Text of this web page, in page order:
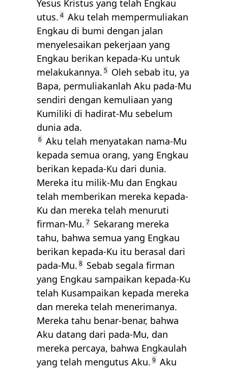
Yesus Kristus yang telah Engkau
utus. 4 Aku telah mempermuliakan
Engkau di bumi dengan jalan
menyelesaikan pekerjaan yang
Engkau berikan kepada-Ku untuk
melakukannya. 5
Oleh sebab itu, ya
Bapa, permuliakanlah Aku pada-Mu
sendiri dengan kemuliaan yang
Kumiliki di hadirat-Mu sebelum
dunia ada.
6 Aku telah menyatakan nama-Mu
kepada semua orang, yang Engkau
berikan kepada-Ku dari dunia.
Mereka itu milik-Mu dan Engkau
telah memberikan mereka kepada-
Ku dan mereka telah menuruti
firman-Mu. 7 Sekarang mereka
tahu, bahwa semua yang Engkau
berikan kepada-Ku itu berasal dari
pada-Mu. 8 Sebab segala firman
yang Engkau sampaikan kepada-Ku
telah Kusampaikan kepada mereka
dan mereka telah menerimanya.
Mereka tahu benar-benar, bahwa
Aku datang dari pada-Mu, dan
mereka percaya, bahwa Engkaulah
yang telah mengutus Aku. 9 Aku